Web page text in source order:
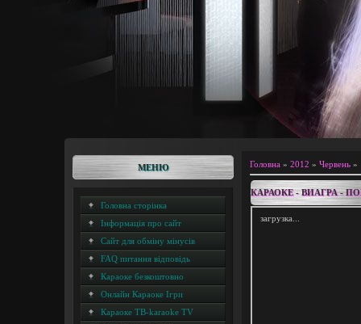
МЕНЮ
Головна сторінка
Інформація про сайт
Сайт для обміну мінусів
FAQ питання відповідь
Караоке безкоштовно
Онлайн Караоке Ігри
Караоке ТВ-karaoke TV
Головна » 2012 » Червень »
КАРАОКЕ - ВИАГРА -
загрузка...